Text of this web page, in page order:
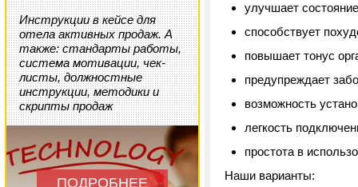
Инструкции в кейсе для
отела активных продаж. А
также: стандарты работы,
система мотивации, чек-
листы, должностные
инструкции, методики и
скрипты продаж
ПОДРОБНЕЕ
улучшает
способствует
повышает тонус
предупреждает
возможность
легкость
простота в
Наши варианты: